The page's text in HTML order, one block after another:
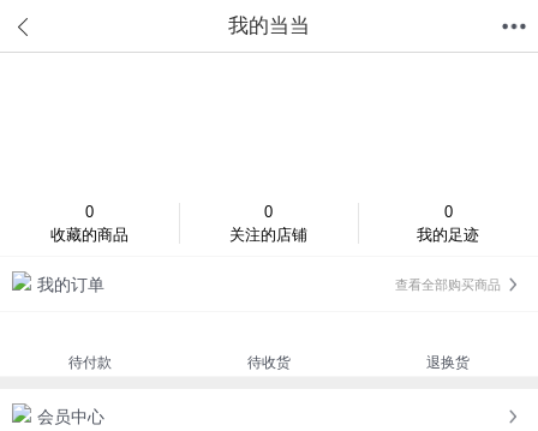
我的当当
0
收藏的商品
0
关注的店铺
0
我的足迹
我的订单 查看全部购买商品
待付款 待收货 退换货
会员中心